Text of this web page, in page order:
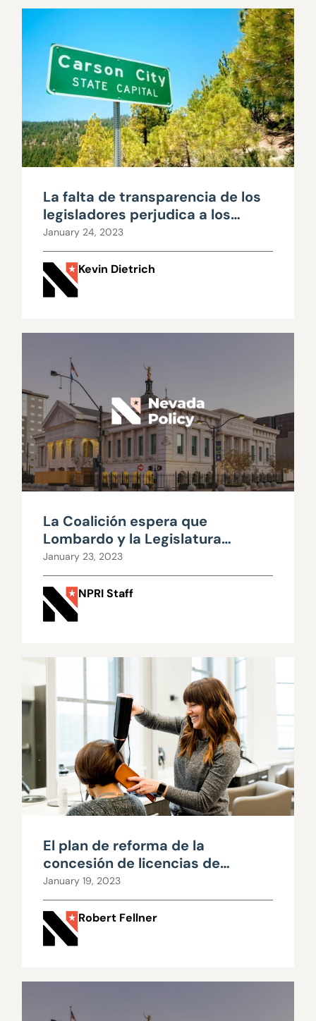
La falta de transparencia de los
legisladores perjudica a los
nevadenses
January 24, 2023
Kevin Dietrich
La Coalición espera que
Lombardo y la Legislatura
refuercen las oportunidades
educativas
January 23, 2023
NPRI Staff
El plan de reforma de la
concesión de licencias de
Lombardo ayudará a los
nevadenses a volver al trabajo
January 19, 2023
Robert Fellner